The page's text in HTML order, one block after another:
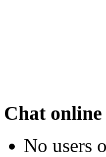
Chat online
No users